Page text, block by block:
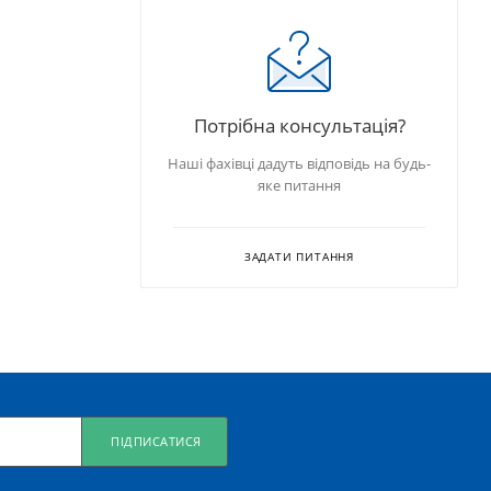
Потрібна консультація?
Наші фахівці дадуть відповідь на будь-
яке питання
ЗАДАТИ ПИТАННЯ
ПІДПИСАТИСЯ